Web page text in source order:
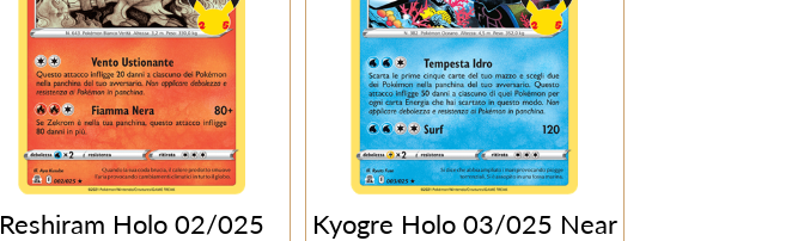
Reshiram Holo 02/025
Kyogre Holo 03/025 Near